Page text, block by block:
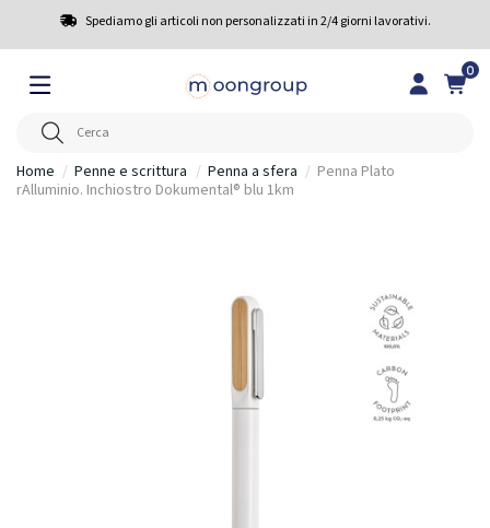
Spediamo gli articoli non personalizzati in 2/4 giorni lavorativi.
0
Home Penne e scrittura Penna a sfera
Penna Plato
rAlluminio. Inchiostro Dokumental® blu 1km